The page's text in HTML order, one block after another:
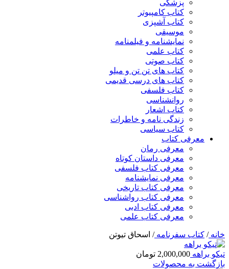
پزشکی
کتاب کامپیوتر
کتاب آشپزی
موسیقی
نمایشنامه و فیلمنامه
کتاب علمی
کتاب صوتی
کتاب های تن تن و میلو
کتاب های درسی قدیمی
کتاب فلسفی
روانشناسی
کتاب اشعار
زندگی نامه و خاطرات
کتاب سیاسی
معرفی کتاب
معرفی رمان
معرفی داستان کوتاه
معرفی کتاب فلسفی
معرفی نمایشنامه
معرفی کتاب تاریخی
معرفی کتاب رواشناسی
معرفی کتاب ادبی
معرفی کتاب علمی
خانه/ کتاب سفرنامه/ اسحاق تیوتن
تیکو براهه 2,000,000 تومان
بازگشت به محصولات